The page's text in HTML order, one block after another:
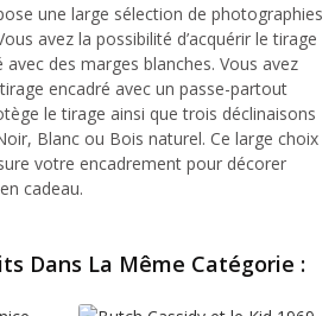
une large sélection de photographies
avez la possibilité d’acquérir le tirage
des marges blanches. Vous avez
encadré avec un passe-partout
le tirage ainsi que trois déclinaisons
Blanc ou Bois naturel. Ce large choix
votre encadrement pour décorer
cadeau.
Dans La Même Catégorie :